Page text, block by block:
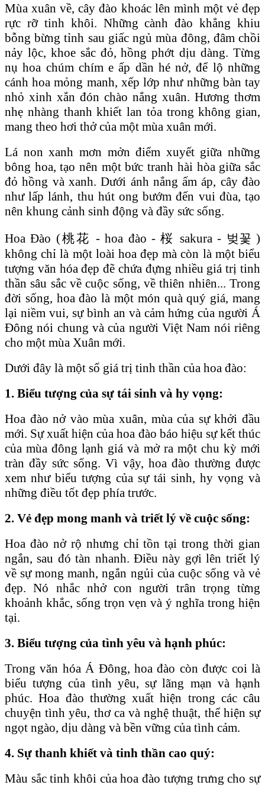
Mùa xuân về, cây đào khoác lên mình một vẻ đẹp
rực rỡ tinh khôi. Những cành đào khẳng khiu
bỗng bừng tỉnh sau giấc ngủ mùa đông, đâm chồi
nảy lộc, khoe sắc đỏ, hồng phớt dịu dàng. Từng
nụ hoa chúm chím e ấp dần hé nở, để lộ những
cánh hoa mỏng manh, xếp lớp như những bàn tay
nhỏ xinh xắn đón chào nắng xuân. Hương thơm
nhẹ nhàng thanh khiết lan tỏa trong không gian,
mang theo hơi thở của một mùa xuân mới.
Lá non xanh mơn mởn điểm xuyết giữa những
bông hoa, tạo nên một bức tranh hài hòa giữa sắc
đỏ hồng và xanh. Dưới ánh nắng ấm áp, cây đào
như lấp lánh, thu hút ong bướm đến vui đùa, tạo
nên khung cảnh sinh động và đầy sức sống.
Hoa Đào (桃花 - hoa đào - 桜 sakura - 벚꽃 )
không chỉ là một loài hoa đẹp mà còn là một biểu
tượng văn hóa đẹp đẽ chứa đựng nhiều giá trị tinh
thần sâu sắc về cuộc sống, về thiên nhiên... Trong
đời sống, hoa đào là một món quà quý giá, mang
lại niềm vui, sự bình an và cảm hứng của người Á
Đông nói chung và của người Việt Nam nói riêng
cho một mùa Xuân mới.
Dưới đây là một số giá trị tinh thần của hoa đào:
1. Biểu tượng của sự tái sinh và hy vọng:
Hoa đào nở vào mùa xuân, mùa của sự khởi đầu
mới. Sự xuất hiện của hoa đào báo hiệu sự kết thúc
của mùa đông lạnh giá và mở ra một chu kỳ mới
tràn đầy sức sống. Vì vậy, hoa đào thường được
xem như biểu tượng của sự tái sinh, hy vọng và
những điều tốt đẹp phía trước.
2. Vẻ đẹp mong manh và triết lý về cuộc sống:
Hoa đào nở rộ nhưng chỉ tồn tại trong thời gian
ngắn, sau đó tàn nhanh. Điều này gợi lên triết lý
về sự mong manh, ngắn ngủi của cuộc sống và vẻ
đẹp. Nó nhắc nhở con người trân trọng từng
khoảnh khắc, sống trọn vẹn và ý nghĩa trong hiện
tại.
3. Biểu tượng của tình yêu và hạnh phúc:
Trong văn hóa Á Đông, hoa đào còn được coi là
biểu tượng của tình yêu, sự lãng mạn và hạnh
phúc. Hoa đào thường xuất hiện trong các câu
chuyện tình yêu, thơ ca và nghệ thuật, thể hiện sự
ngọt ngào, dịu dàng và bền vững của tình cảm.
4. Sự thanh khiết và tinh thần cao quý:
Màu sắc tinh khôi của hoa đào tượng trưng cho sự